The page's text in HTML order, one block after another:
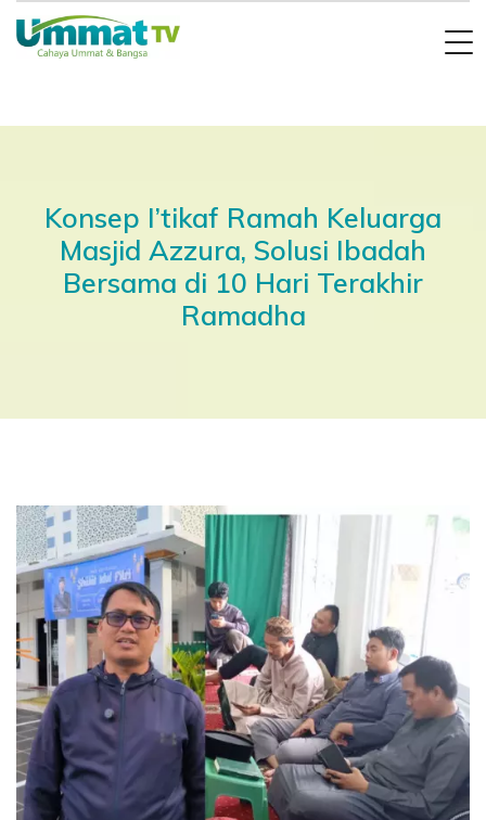
Konsep I’tikaf Ramah Keluarga
Masjid Azzura, Solusi Ibadah
Bersama di 10 Hari Terakhir
Ramadha